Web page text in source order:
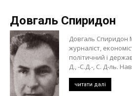
Довгаль Спиридон
Довгаль Спиридон
журналіст,
політичний і
Д., -С.Д.-, С. Д-ль.
читати далі